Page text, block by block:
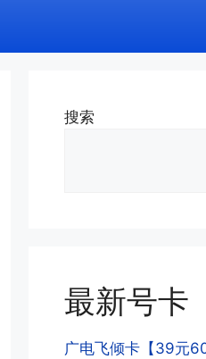
搜索
最新号卡
广电飞倾卡【39元